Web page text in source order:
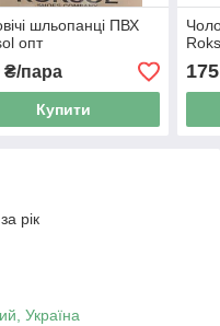
шльопанці ПВХ
опт
₴/пара
Купити
175
рік
Україна